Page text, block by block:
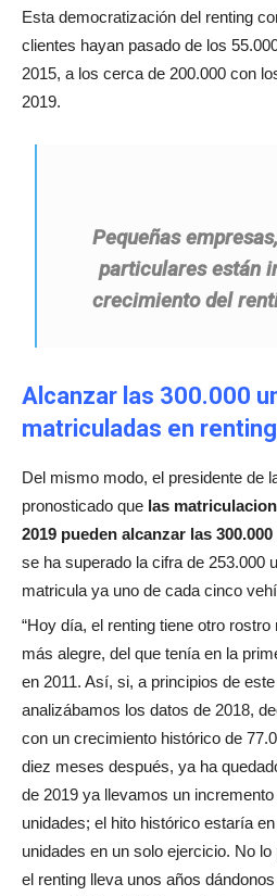
Esta democratización del renting
clientes hayan pasado de los
2015, a los cerca de 200.000 con
2019.
Pequeñas
particulares están
crecimiento del
A lcanzar las 300.000
matriculadas en renting
Del mismo modo, el presidente de
pronosticado que las
2019 pueden alcanzar las
se ha superado la cifra de 253.000
matricula ya uno de cada cinco
“Hoy día, el renting tiene otro
más alegre, del que tenía en la
en 2011. Así, si, a principios de
analizábamos los datos de 2018,
con un crecimiento histórico de
diez meses después, ya ha
de 2019 ya llevamos un
unidades; el hito histórico estaría
unidades en un solo ejercicio. No
el renting lleva unos años